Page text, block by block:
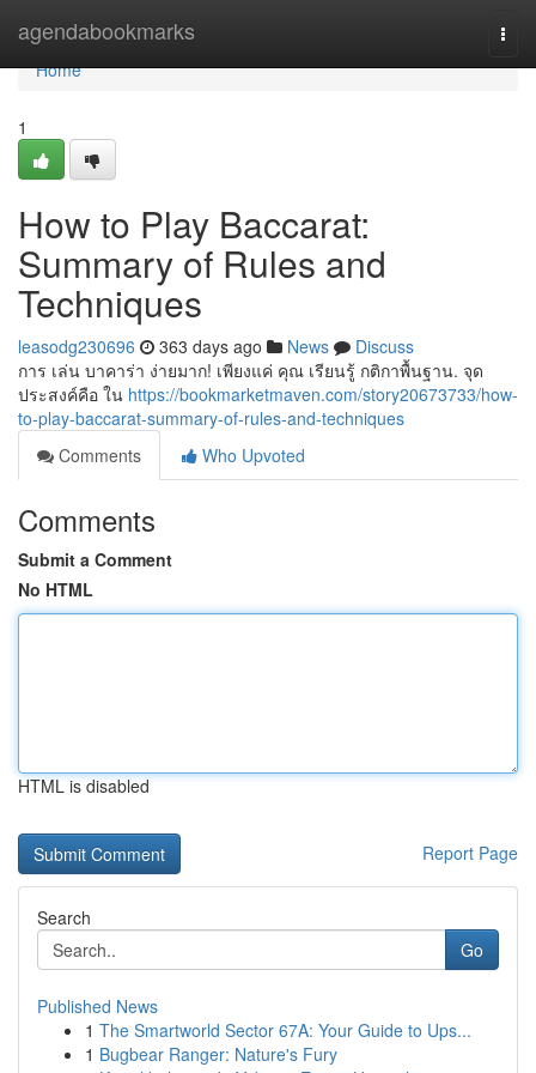
agendabookmarks
Home
Home
1
How to Play Baccarat:
Summary of Rules and
Techniques
leasodg230696 363 days ago News
Discuss
การ เล่น บาคาร่า ง่ายมาก! เพียงแค่ คุณ เรียนรู้ กติกาพื้นฐาน. จุด
ประสงค์คือ ใน https://bookmarketmaven.com/story20673733/how-
to-play-baccarat-summary-of-rules-and-techniques
Comments
Who Upvoted
Comments
Submit a Comment
No HTML
HTML is disabled
Report Page
Search
Go
Published News
1 The Smartworld Sector 67A: Your Guide to Ups...
1 Bugbear Ranger: Nature's Fury